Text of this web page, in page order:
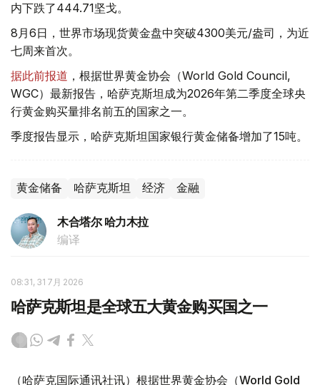
内下跌了444.71坚戈。
8月6日，世界市场现货黄金盘中突破4300美元/盎司，为近
七周来首次。
据此前报道 ，根据世界黄金协会（World Gold Council,
WGC）最新报告，哈萨克斯坦成为2026年第二季度全球央
行黄金购买量排名前五的国家之一。
季度报告显示，哈萨克斯坦国家银行黄金储备增加了15吨。
黄金储备 哈萨克斯坦 经济 金融
木合塔尔 哈力木拉
编译
08:31, 31 7月 2026
哈萨克斯坦是全球五大黄金购买国之一
（哈萨克国际通讯社讯）根据世界黄金协会（World Gold